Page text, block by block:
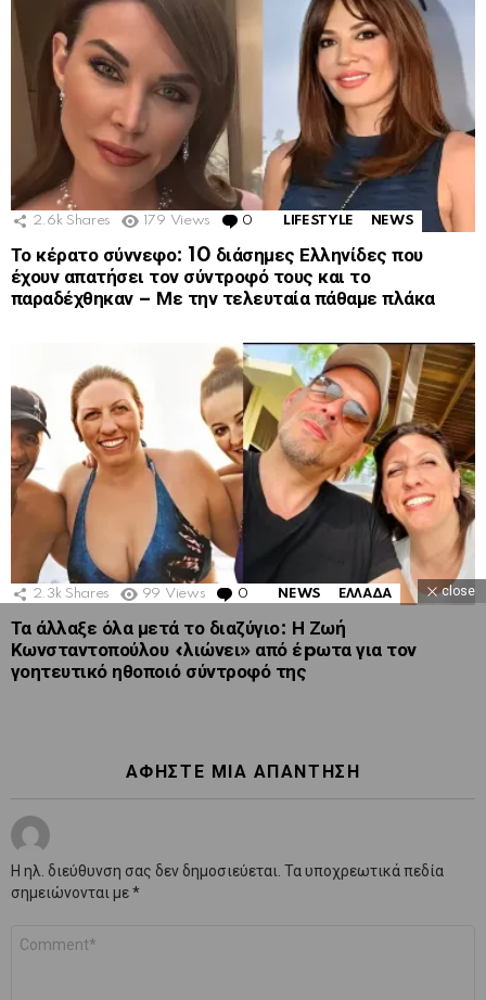
2.6k Shares 179 Views 0 Comments
LIFESTYLE NEWS
Το κέρατο σύννεφο: 10 διάσημες Ελληνίδες που
έχουν απατήσει τον σύντροφό τους και το
παραδέχθηκαν – Με την τελευταία πάθαμε πλάκα
2.3k Shares 99 Views 0 Comments
NEWS ΕΛΛΑΔΑ
Τα άλλαξε όλα μετά το διαζύγιο: Η Ζωή
Κωνσταντοπούλου «λιώνει» από έpωτα για τον
γοητευτικό ηθοποιό σύντροφό της
ΑΦΉΣΤΕ ΜΙΑ ΑΠΆΝΤΗΣΗ
Η ηλ. διεύθυνση σας δεν δημοσιεύεται. Τα υποχρεωτικά πεδία
σημειώνονται με*
close